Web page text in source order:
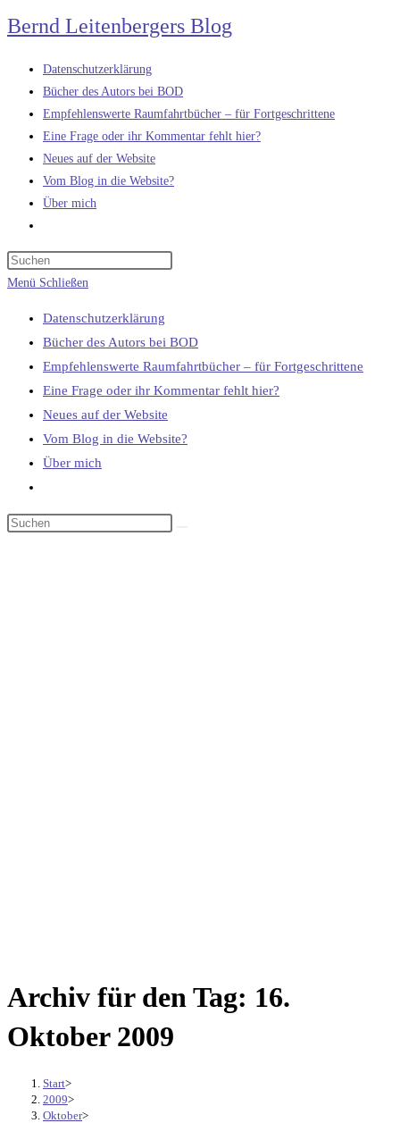
Zum
Inhalt
springen
Bernd Leitenbergers Blog
Datenschutzerklärung
Bücher des Autors bei BOD
Empfehlenswerte Raumfahrtbücher – für Fortgeschrittene
Eine Frage oder ihr Kommentar fehlt hier?
Neues auf der Website
Vom Blog in die Website?
Über mich
umschalten
Menü Schließen
Datenschutzerklärung
Bücher des Autors bei BOD
Empfehlenswerte Raumfahrtbücher – für Fortgeschrittene
Eine Frage oder ihr Kommentar fehlt hier?
Neues auf der Website
Vom Blog in die Website?
Über mich
umschalten
Archiv für den Tag: 16.
Oktober 2009
Start>
2009>
Oktober>